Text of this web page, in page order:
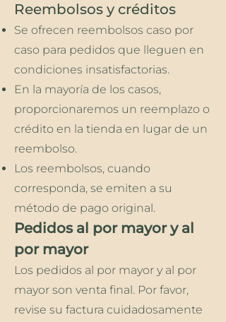
Reembolsos y créditos
Se ofrecen reembolsos caso por
caso para pedidos que lleguen en
condiciones insatisfactorias.
En la mayoría de los casos,
proporcionaremos un reemplazo o
crédito en la tienda en lugar de un
reembolso.
Los reembolsos, cuando
corresponda, se emiten a su
método de pago original.
Pedidos al por mayor y al
por mayor
Los pedidos al por mayor y al por
mayor son venta final. Por favor,
revise su factura cuidadosamente